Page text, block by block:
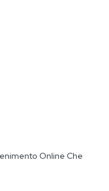
Online Che